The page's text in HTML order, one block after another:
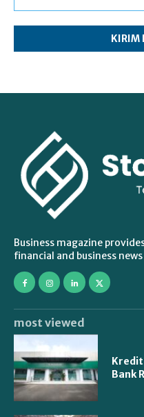
Business magazine
financial and business
most viewed
Kredit
Bank